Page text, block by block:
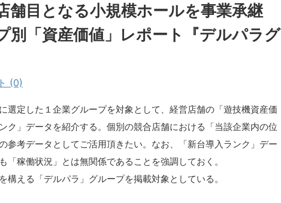
舗目となる小規模ホールを事業承継
別「資産価値」レポート『デルパラグ
(0)
選定した１企業グループを対象として、経営店舗の「遊技機資産価
ク」データを紹介する。個別の競合店舗における「当該企業内の位
参考データとしてご活用頂きたい。なお、「新台導入ランク」デー
「稼働状況」とは無関係であることを強調しておく。
構える「デルパラ」グループを掲載対象としている。